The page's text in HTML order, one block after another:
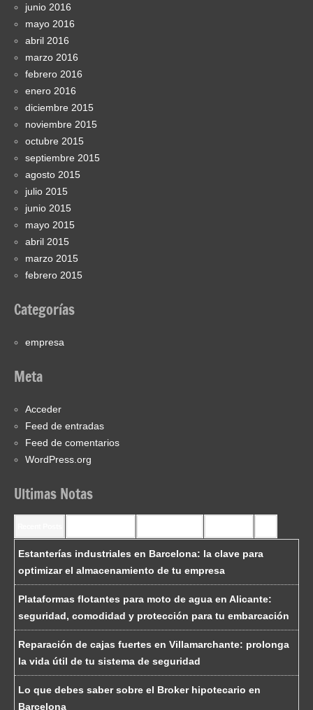
junio 2016
mayo 2016
abril 2016
marzo 2016
febrero 2016
enero 2016
diciembre 2015
noviembre 2015
octubre 2015
septiembre 2015
agosto 2015
julio 2015
junio 2015
mayo 2015
abril 2015
marzo 2015
febrero 2015
Categorías
empresa
Meta
Acceder
Feed de entradas
Feed de comentarios
WordPress.org
Ultimas Notas
Estanterías industriales en Barcelona: la clave para
optimizar el almacenamiento de tu empresa
Plataformas flotantes para moto de agua en Alicante:
seguridad, comodidad y protección para tu embarcación
Reparación de cajas fuertes en Villamarchante: prolonga
la vida útil de tu sistema de seguridad
Lo que debes saber sobre el Broker hipotecario en
Barcelona